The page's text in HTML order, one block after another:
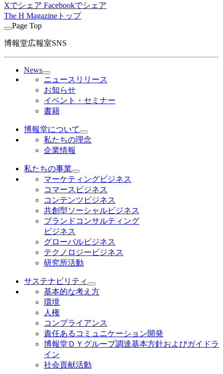
Xでシェア Facebookでシェア
The H Magazineトップ
Page Top
博報堂広報室SNS
News
ニュースリリース
お知らせ
イベント・セミナー
書籍
博報堂について
私たちの理念
企業情報
私たちの事業
マーケティングビジネス
コマースビジネス
コンテンツビジネス
共創型ソーシャルビジネス
ブランドコンサルティング
ビジネス
グローバルビジネス
テクノロジービジネス
研究所活動
サステナビリティ
基本的な考え方
環境
人権
コンプライアンス
責任あるコミュニケーション開発
博報堂ＤＹグループ調達基本方針およびガイドラ
イン
社会貢献活動